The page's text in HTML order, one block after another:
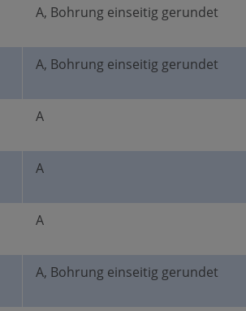
A, Bohrung einseitig gerundet
A, Bohrung einseitig gerundet
A
A
A
A, Bohrung einseitig gerundet